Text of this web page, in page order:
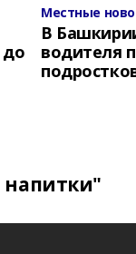
до
Местные
В
водителя
напитки"